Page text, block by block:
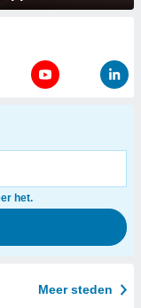
het.
Meer steden